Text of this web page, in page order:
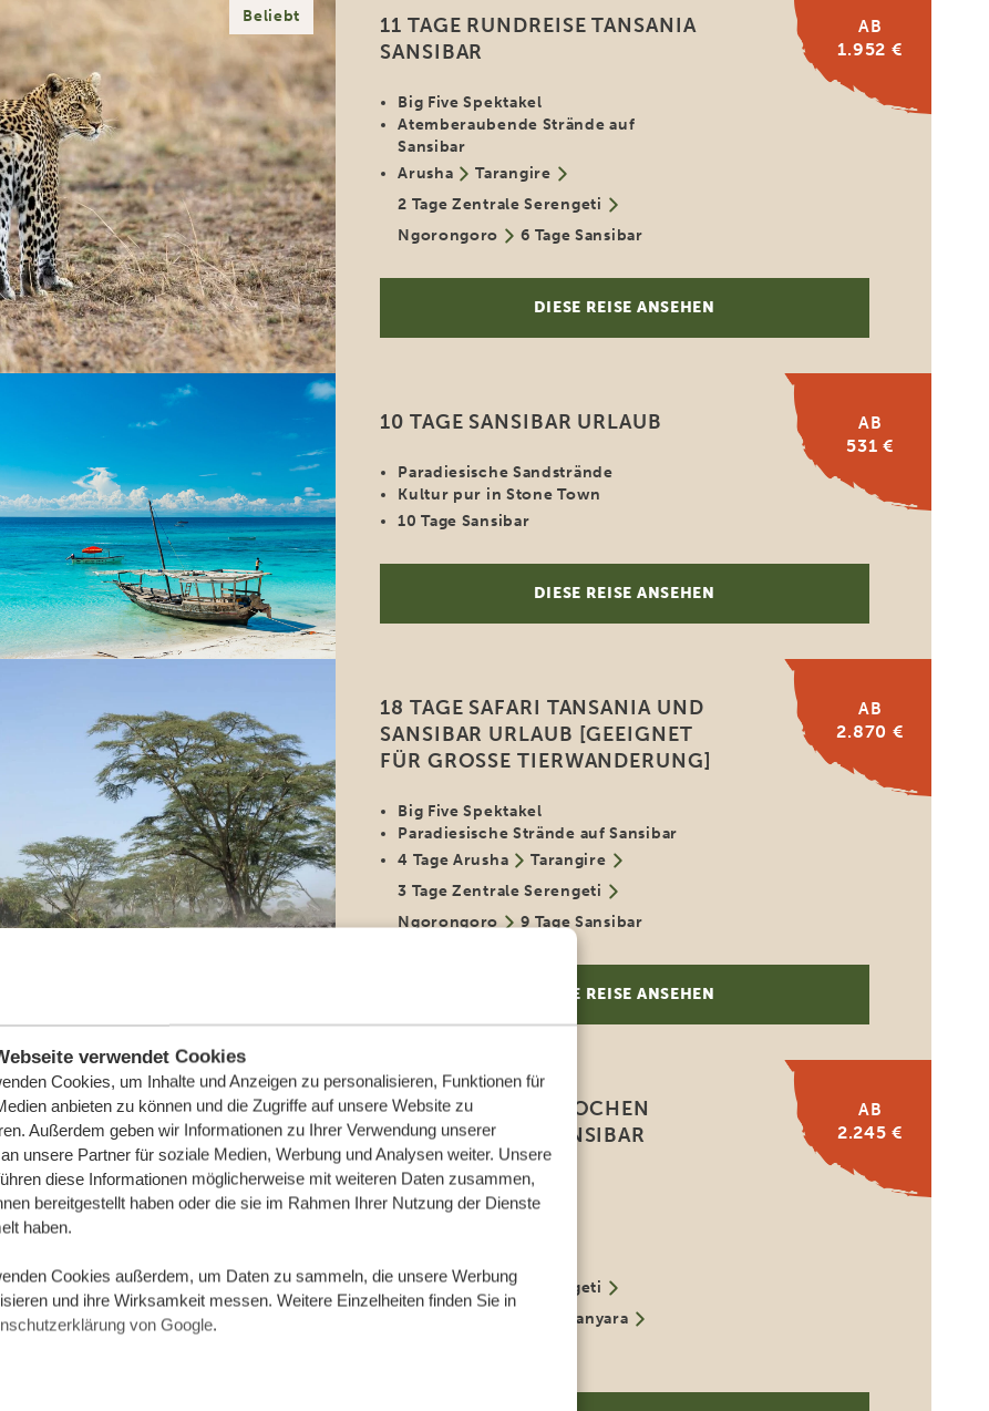
verwendet Cookies
Cookies, um Inhalte und Anzeigen zu personalisieren, Funktionen für
anbieten zu können und die Zugriffe auf unsere Website zu
Außerdem geben wir Informationen zu Ihrer Verwendung unserer
unsere Partner für soziale Medien, Werbung und Analysen weiter. Unsere
diese Informationen möglicherweise mit weiteren Daten zusammen,
bereitgestellt haben oder die sie im Rahmen Ihrer Nutzung der Dienste
haben.
Cookies außerdem, um Daten zu sammeln, die unsere Werbung
und ihre Wirksamkeit messen. Weitere Einzelheiten finden Sie in
von Google.
Beliebt AB
1.952 €
11 TAGE RUNDREISE TANSANIA
SANSIBAR
Big Five Spektakel
Atemberaubende Strände auf
Sansibar
Arusha
Tarangire
2 Tage Zentrale Serengeti
Ngorongoro
6 Tage Sansibar
DIESE REISE ANSEHEN
AB
531 €
10 TAGE SANSIBAR URLAUB
Paradiesische Sandstrände
Kultur pur in Stone Town
10 Tage Sansibar
DIESE REISE ANSEHEN
AB
2.870 €
18 TAGE SAFARI TANSANIA UND
SANSIBAR URLAUB [GEEIGNET
FÜR GROSSE TIERWANDERUNG]
Big Five Spektakel
Paradiesische Strände auf Sansibar
4 Tage Arusha
Tarangire
3 Tage Zentrale Serengeti
Ngorongoro
9 Tage Sansibar
DIESE REISE ANSEHEN
Für Paare AB
2.245 €
12 TAGE FLITTERWOCHEN
TANSANIA UND SANSIBAR
Exklusive Privat-Safari
Wundersame große
2 Tage Zentrale Serengeti
Lake Manyara